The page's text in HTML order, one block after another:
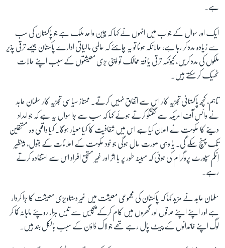
ہے۔
ایک اور سوال کے جواب میں انہوں نے کہا کہ چین واحد ملک ہے جو پاکستان کی سب
سے زیادہ مدد کر رہا ہے، حالانکہ ہونا تو یہ چاہئے کہ عالمی مالیاتی ادارے پاکستان جیسے ترقی پذیر
ملکوں کی مدد کریں، کیونکہ ترقی یافتہ ممالک تو اپنی بڑی معیشتوں کے سبب اپنے حالات
ٹھیک کر سکتے ہیں۔
تاہم، کچھ پاکستانی تجزیہ کار اس سے اتفاق نہیں کرتے۔ ممتاز سیاسی تجزیہ کار سلمان عابد
نے وائس آف امریکہ سے گفتگو کرتے ہوئے کہا کہ سب سے بڑا سوال یہ ہے کہ جو امداد
دینے کا حکومت نے اعلان کیا ہے اس میں شفافیت کا کیا معیار ہوگا۔ کیا واقعی وہ مستحقین
تک پہنچ سکے گی۔ یا وہی صورت حال ہوگی جو خود حکومت کے اعلانات کے بقول، بینظیر
اِنکم سپورٹ پروگرام کی ہوئی کہ مبینہ طور پر با اثر اور غیر مستحق افراد اس سے استفادہ کرتے
رہے۔
سلمان عابد نے مزید کہا کہ پاکستان کی مجموعی معیشت میں غیر دستاویزی معیشت کا بڑا کردار
ہے اور اپنے اپنے علاقوں اور گھروں میں کام کرکے پچیس سے تیس ہزار روپئے ماہانہ کما کر
لوگ اپنے خاندانوں کے پیٹ پال رہے تھے جو لاک ڈاؤن کے سبب بالکل بند ہیں۔